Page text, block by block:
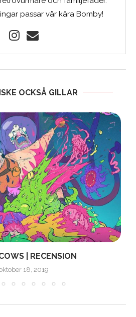
passar vår kära Bomby!
OCKSÅ GILLAR
| RECENSION
18, 2019